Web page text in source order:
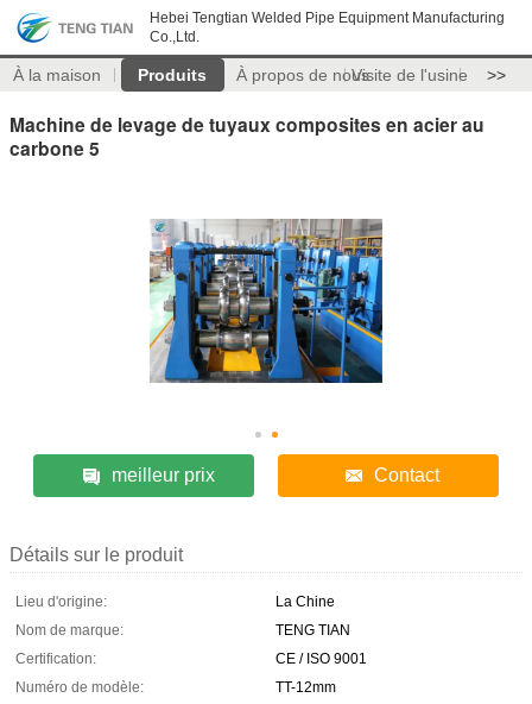
Hebei Tengtian Welded Pipe Equipment Manufacturing
Co.,Ltd.
À la maison Produits À propos de nousVisite de l'usine >>
Machine de levage de tuyaux composites en acier au
carbone 5
meilleur prix Contact
Détails sur le produit
Lieu d'origine:
La Chine
Nom de marque:
TENG TIAN
Certification:
CE / ISO 9001
Numéro de modèle:
TT-12mm